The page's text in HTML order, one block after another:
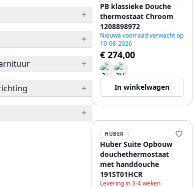
PB klassieke Douche
thermostaat Chroom
1208898972
Nieuwe voorraad verwacht op
10-08-2026
€ 274,00
In winkelwagen
HUBER
Huber Suite Opbouw
douchethermostaat
met handdouche
191ST01HCR
Levering in 3-4 weken